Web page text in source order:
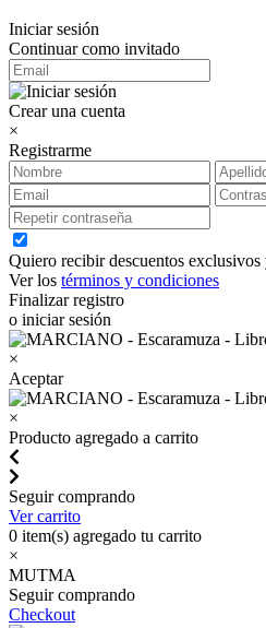
Iniciar sesión
Continuar como invitado
Crear una cuenta
×
Registrarme
Quiero recibir descuentos
Ver los términos y condiciones
Finalizar registro
o iniciar sesión
×
Aceptar
×
Producto agregado a carrito
Seguir comprando
Ver carrito
0 item(s) agregado tu carrito
×
MUTMA
Seguir comprando
Checkout